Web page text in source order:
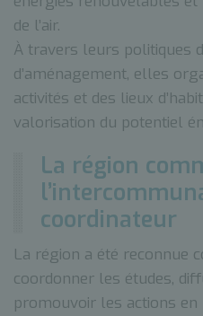
de l’air.
À travers leurs politiques
d’aménagement, elles
activités et des lieux
valorisation du potentiel
La région
coordinateur
La région a été reconnue
coordonner les études,
promouvoir les actions en